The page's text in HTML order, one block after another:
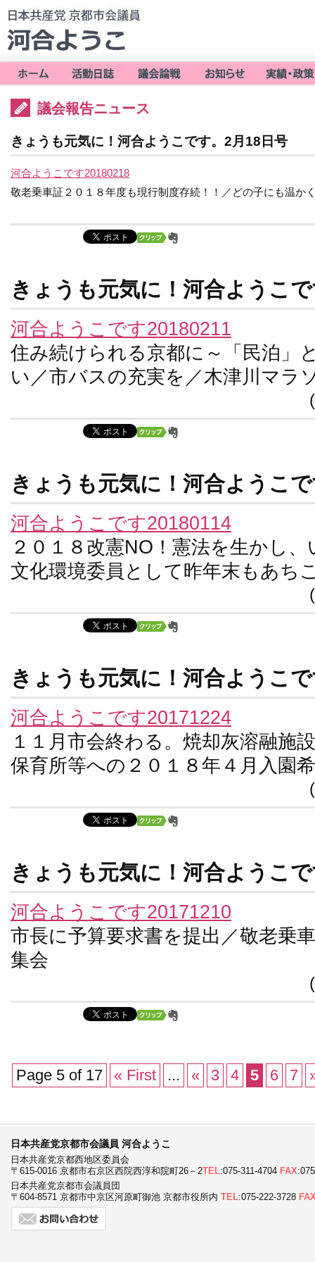
議会報告ニュース
きょうも元気に！河合ようこです。2月18日号
河合ようこです20180218
敬老乗車証２０１８年度も現行制度存続！！／どの子にも温か
きょうも元気に！河合ようこ
河合ようこです20180211
住み続けられる京都に～「民泊」
い／市バスの充実を／木津川マラ
きょうも元気に！河合ようこ
河合ようこです20180114
２０１８改憲NO！憲法を生かし
文化環境委員として昨年末もあち
きょうも元気に！河合ようこ
河合ようこです20171224
１１月市会終わる。焼却灰溶融施
保育所等への２０１８年４月入園
きょうも元気に！河合ようこ
河合ようこです20171210
市長に予算要求書を提出／敬老乗
集会
Page 5 of 17 « First ... « 3 4 5 6 7
日本共産党京都市会議員 河合ようこ
日本共産党京都西地区委員会
〒615-0016 京都市右京区西院西淳和院町26－2TEL:075-311-4704 FAX
日本共産党京都市会議員団
〒604-8571 京都市中京区河原町御池 京都市役所内 TEL:075-222-3728